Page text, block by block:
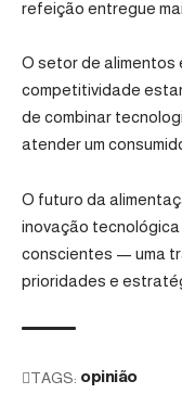
refeição entregue
O setor de alimentos
competitividade
de combinar
atender um
O futuro da
inovação tecnológica
conscientes — uma
prioridades e
TAGS: opinião